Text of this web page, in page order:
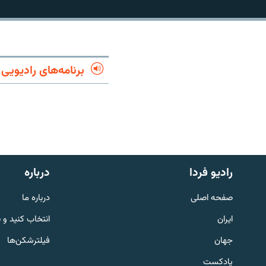
English
به ما بپیوندید
برنامه‌های رادیویی
رادیو فردا
صفحه اصلی
ایران
جهان
پادکست
درباره
درباره ما
انتخاب کنید
فیلترشکن‌ها